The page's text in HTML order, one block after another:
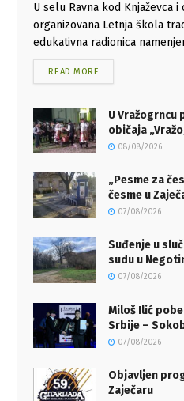
U selu Ravna kod Knjaževca
organizovana Letnja škola
edukativna radionica
READ MORE
U Vražogrncu
običaja
08/08/2026
„Pesme za
česme u
07/08/2026
Suđenje u
sudu u
07/08/2026
Miloš Ilić
Srbije –
07/08/2026
Objavljen
Zaječaru